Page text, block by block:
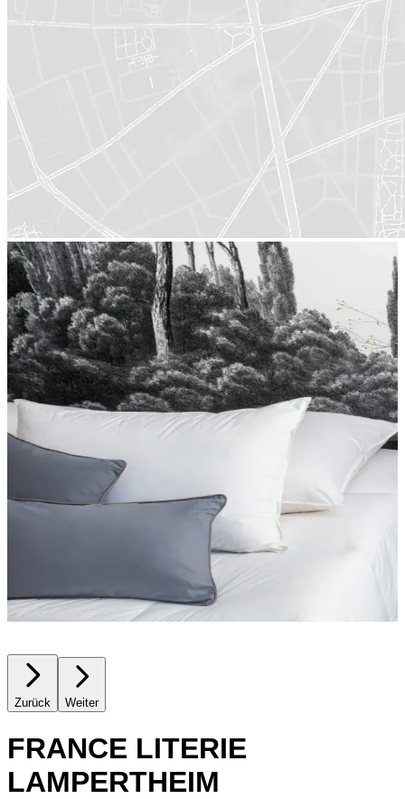
Zurück Weiter
FRANCE LITERIE
LAMPERTHEIM